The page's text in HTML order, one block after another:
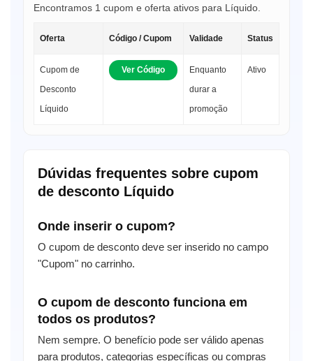
Encontramos 1 cupom e oferta ativos para Líquido.
Oferta Código / Cupom Validade Status
Cupom de
Desconto
Líquido
Ver Código
Enquanto
durar a
promoção
Ativo
Dúvidas frequentes sobre cupom
de desconto Líquido
Onde inserir o cupom?
O cupom de desconto deve ser inserido no campo
"Cupom" no carrinho.
O cupom de desconto funciona em
todos os produtos?
Nem sempre. O benefício pode ser válido apenas
para produtos, categorias específicas ou compras